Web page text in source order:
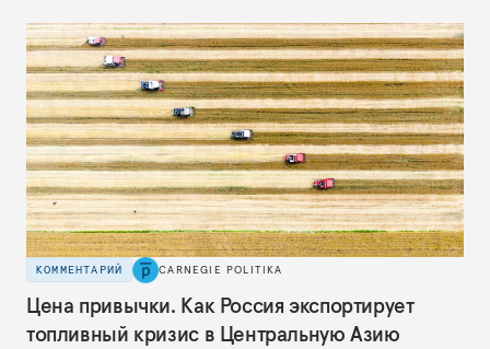
КОММЕНТАРИЙ CARNEGIE POLITIKA
Цена привычки. Как Россия экспортирует
топливный кризис в Центральную Азию